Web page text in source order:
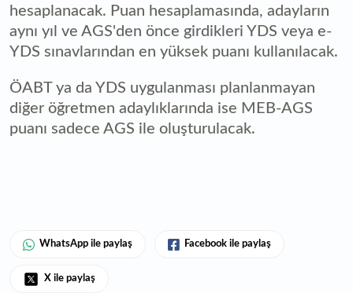
hesaplanacak. Puan hesaplamasında, adayların
aynı yıl ve AGS'den önce girdikleri YDS veya e-
YDS sınavlarından en yüksek puanı kullanılacak.
ÖABT ya da YDS uygulanması planlanmayan
diğer öğretmen adaylıklarında ise MEB-AGS
puanı sadece AGS ile oluşturulacak.
WhatsApp ile paylaş Facebook ile paylaş
X ile paylaş